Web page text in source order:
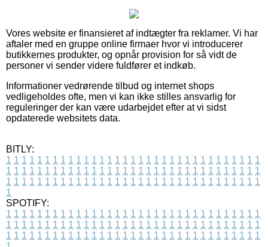
Vores website er finansieret af indtægter fra reklamer. Vi har
aftaler med en gruppe online firmaer hvor vi introducerer
butikkernes produkter, og opnår provision for så vidt de
personer vi sender videre fuldfører et indkøb.
Informationer vedrørende tilbud og internet shops
vedligeholdes ofte, men vi kan ikke stilles ansvarlig for
reguleringer der kan være udarbejdet efter at vi sidst
opdaterede websitets data.
BITLY:
1 1 1 1 1 1 1 1 1 1 1 1 1 1 1 1 1 1 1 1 1 1 1 1 1 1 1 1 1 1 1 1 1
1 1 1 1 1 1 1 1 1 1 1 1 1 1 1 1 1 1 1 1 1 1 1 1 1 1 1 1 1 1 1 1 1
1 1 1 1 1 1 1 1 1 1 1 1 1 1 1 1 1 1 1 1 1 1 1 1 1 1 1 1 1 1 1 1 1
1
SPOTIFY:
1 1 1 1 1 1 1 1 1 1 1 1 1 1 1 1 1 1 1 1 1 1 1 1 1 1 1 1 1 1 1 1 1
1 1 1 1 1 1 1 1 1 1 1 1 1 1 1 1 1 1 1 1 1 1 1 1 1 1 1 1 1 1 1 1 1
1 1 1 1 1 1 1 1 1 1 1 1 1 1 1 1 1 1 1 1 1 1 1 1 1 1 1 1 1 1 1 1 1